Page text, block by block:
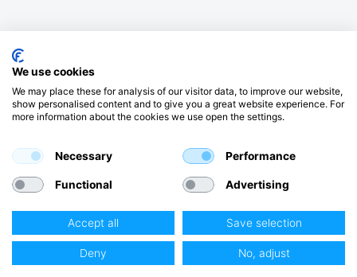
We use cookies
We may place these for analysis of our visitor data, to improve our website,
show personalised content and to give you a great website experience. For
more information about the cookies we use open the settings.
Necessary Performance
Functional Advertising
Accept all Save selection
Deny No, adjust